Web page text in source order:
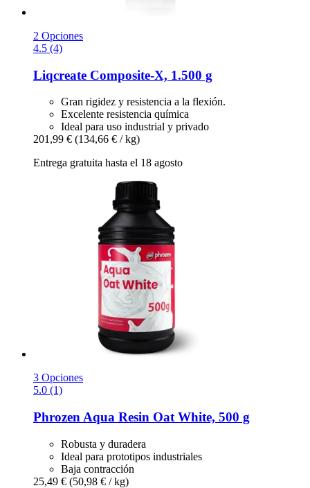
2 Opciones
4.5 (4)
Liqcreate Composite-​X, 1.500 g
Gran rigidez y resistencia a la flexión.
Excelente resistencia química
Ideal para uso industrial y privado
201,99 € (134,66 € / kg)
Entrega gratuita hasta el 18 agosto
3 Opciones
5.0 (1)
Phrozen Aqua Resin Oat White, 500 g
Robusta y duradera
Ideal para prototipos industriales
Baja contracción
25,49 € (50,98 € / kg)